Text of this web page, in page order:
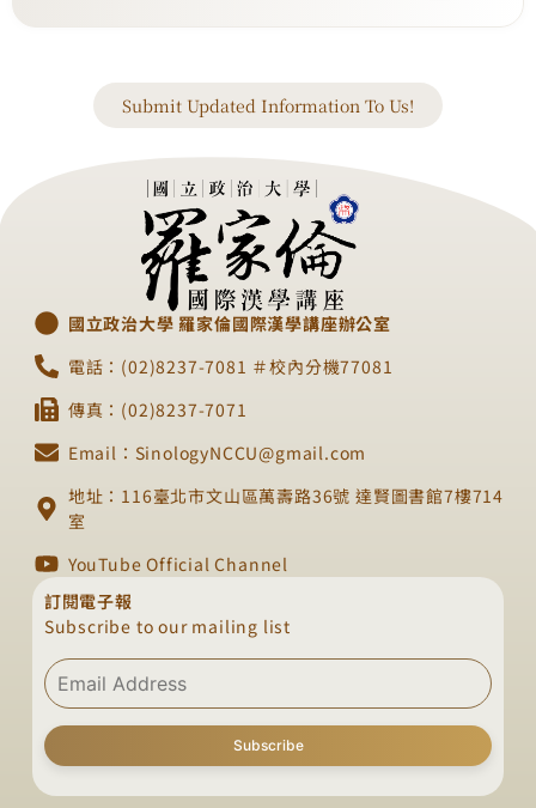
Submit Updated Information To Us!
國立政治大學 羅家倫國際漢學講座辦公室
電話：(02)8237-7081 ＃校內分機77081
傳真：(02)8237-7071
Email：SinologyNCCU@gmail.com
地址：116臺北市文山區萬壽路36號 達賢圖書館7樓714
室
YouTube Official Channel
訂閱電子報
Subscribe to our mailing list
Subscribe